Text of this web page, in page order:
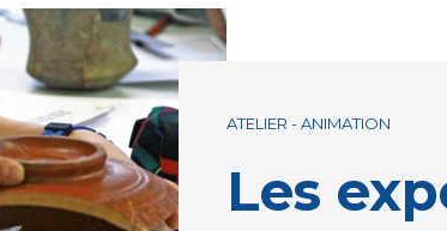
Les
ATELIER - ANIMATION